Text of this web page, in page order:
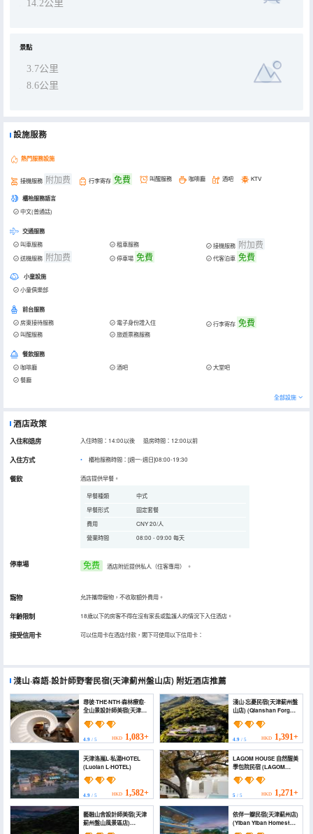
14.2公里
景點
3.7公里
8.6公里
設施服務
熱門服務設施
接機服務 附加费 行李寄存 免費 叫醒服務 咖啡廳 酒吧 KTV
櫃枱服務語言
中文(普通話)
交通服務
叫車服務 租車服務 接機服務 附加费
送機服務 附加费 停車場 免費 代客泊車 免費
小童設施
小童俱樂部
前台服務
房東接待服務 電子身份證入住 行李寄存 免費
叫醒服務 旅遊票務服務
餐飲服務
咖啡廳 酒吧
大堂吧
餐廳
全部設施
酒店政策
入住和退房 入住時間：14:00以後 退房時間：12:00以前
入住方式 櫃枱服務時間：[週一-週日]08:00-19:30
餐飲 酒店提供早餐。
早餐種類
中式
早餐形式
固定套餐
費用
CNY 20/人
營業時間
08:00 - 09:00 每天
停車場 免费 酒店附近提供私人（住客專用） 。
寵物 允許攜帶寵物，不收取額外費用。
年齡限制 18歲以下的房客不得在沒有家長或監護人的情況下入住酒店。
接受信用卡 可以信用卡在酒店付款，閣下可使用以下信用卡：
淺山·森語·設計師野奢民宿(天津薊州盤山店) 附近酒店推薦
尋彼·THE·NTH·森林療愈·
全山景設計師美宿(天津薊
Wild Luxury Beauty
Suite (Tianjin
Zhangzhou Panshan
Branch))
4.9 / 5 HKD 1,083+
淺山·忘憂民宿(天津薊州盤
山店) (Qianshan Forget
(Tianjin Jizhou Panshan
Mountain))
4.9/ 5 HKD 1,391+
天津洛嵐L·私湯HOTEL
(Luolan L·HOTEL)
4.9 / 5 HKD 1,582+
LAGOM HOUSE 自然醒美
學包院民宿 (LAGOM
HOUSE)
5/ 5 HKD 1,271+
藝融山舍設計師美宿(天津
薊州盤山風景區店)
(Yirong Mountain
依伴一瓣民宿(天津薊州店)
(Yiban Yiban Homestay
(Tianjin Jizhou Branch))